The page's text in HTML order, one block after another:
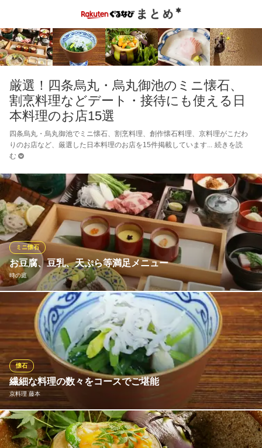
厳選！四条烏丸・烏丸御池のミニ懐石、
割烹料理などデート・接待にも使える日
本料理のお店15選
四条烏丸・烏丸御池でミニ懐石、割烹料理、創作懐石料理、京料理がこだわ
りのお店など、厳選した日本料理のお店を15件掲載しています
続きを読
む
お豆腐、豆乳、天ぷら等満足メニュー
時の庭
ミニ懐石
お豆腐、和風カルパッチョ、天ぷら、豆乳しゃぶしゃぶ、お吸い
物などバラエティのある献立にデザートもついたお昼のお得なメ
ニュー「浮舟の膳」。
時の庭
京料理店
京都市営地下鉄烏丸線烏丸御池駅5番出口 徒歩6分
京都府京都市中京区六角通高倉東入堀之上町114 旅館こうろ1F
繊細な料理の数々をコースでご堪能
京料理 藤本
懐石
コースでは、その時季の美味しい旬の食材を贅沢に使用した逸品
の数々をお楽しみいただけます。前菜から始まり造りや焼き物な